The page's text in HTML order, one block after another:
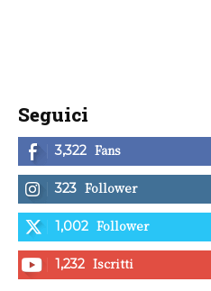
Seguici
3,322 Fans
323 Follower
1,002 Follower
1,232 Iscritti